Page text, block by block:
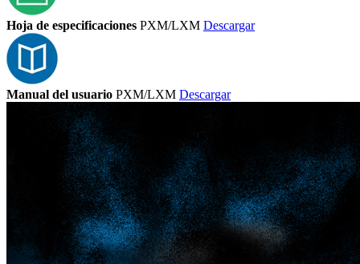
Hoja de especificaciones PXM/LXM Descargar
Manual del usuario PXM/LXM Descargar